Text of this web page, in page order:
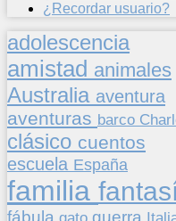
¿Recordar usuario?
adolescencia
amistad animales
Australia aventura
aventuras barco
clásico cuentos
escuela España
familia
fábula guerra